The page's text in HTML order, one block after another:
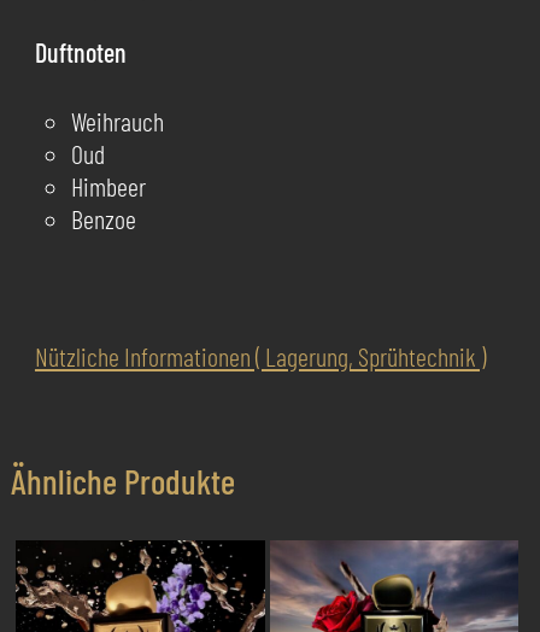
Duftnoten
Weihrauch
Oud
Himbeer
Benzoe
Nützliche Informationen ( Lagerung, Sprühtechnik )
Ähnliche Produkte